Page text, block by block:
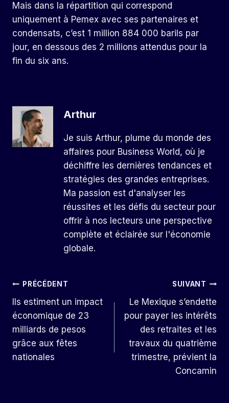
Mais dans la répartition qui correspond
uniquement à Pemex avec ses partenaires et
condensats, c’est 1 million 884 000 barils par
jour, en dessous des 2 millions attendus pour la
fin du six ans.
Arthur
Je suis Arthur, plume du monde des
affaires pour Business World, où je
déchiffre les dernières tendances et
stratégies des grandes entreprises.
Ma passion est d'analyser les
réussites et les défis du secteur pour
offrir à nos lecteurs une perspective
complète et éclairée sur l'économie
globale.
Navigation
De
L’article
PRÉCÉDENT
Ils estiment un impact
économique de 23
milliards de pesos
grâce aux fêtes
nationales
SUIVANT
Le Mexique s’endette
pour payer les intérêts
des retraites et les
travaux du quatrième
trimestre, prévient la
Concamin